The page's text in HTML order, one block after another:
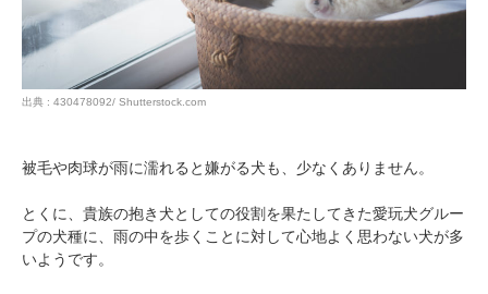
出典 : 430478092/ Shutterstock.com
被毛や肉球が雨に濡れると嫌がる犬も、少なくありません。
とくに、貴族の抱き犬としての役割を果たしてきた愛玩犬グルー
プの犬種に、雨の中を歩くことに対して心地よく思わない犬が多
いようです。